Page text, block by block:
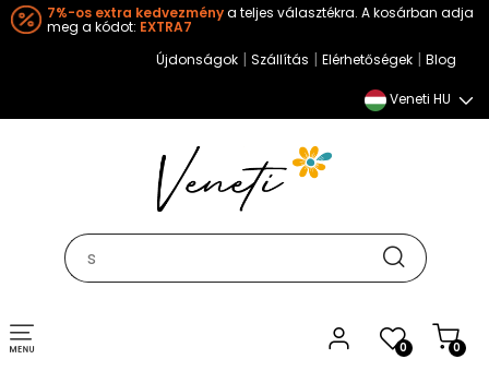
7%-os extra kedvezménya teljes választékra. A kosárban adja
meg a kódot: EXTRA7
Újdonságok | Szállítás | Elérhetőségek | Blog
Veneti HU
0 0
Toggle